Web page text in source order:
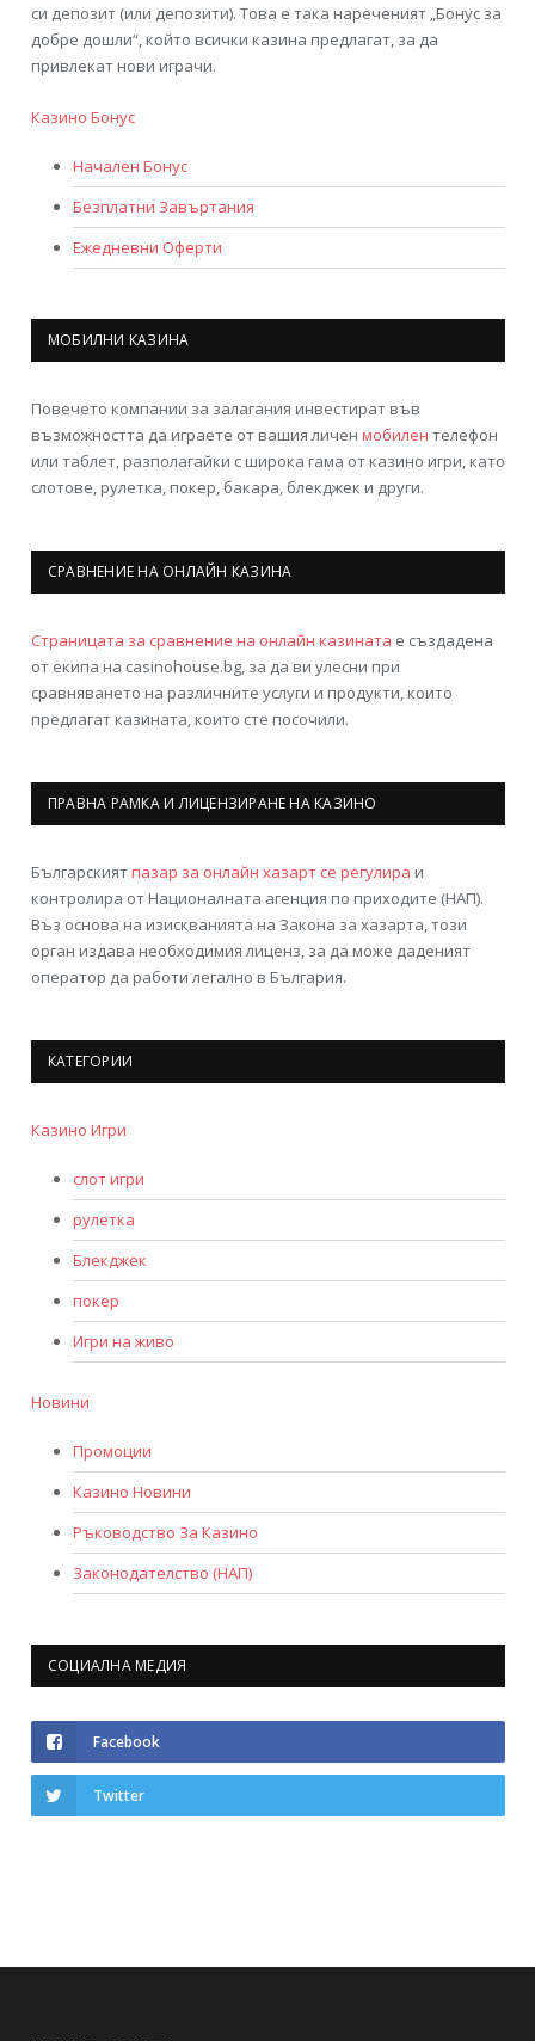
си депозит (или депозити). Това е така нареченият „Бонус за
добре дошли“, който всички казина предлагат, за да
привлекат нови играчи.
Казино Бонус
Начален Бонус
Безплатни Завъртания
Ежедневни Оферти
МОБИЛНИ КАЗИНА
Повечето компании за залагания инвестират във
възможността да играете от вашия личен мобилен телефон
или таблет, разполагайки с широка гама от казино игри, като
слотове, рулетка, покер, бакара, блекджек и други.
СРАВНЕНИЕ НА ОНЛАЙН КАЗИНА
Страницата за сравнение на онлайн казината е създадена
от екипа на casinohouse.bg, за да ви улесни при
сравняването на различните услуги и продукти, които
предлагат казината, които сте посочили.
ПРАВНА РАМКА И ЛИЦЕНЗИРАНЕ НА КАЗИНО
Българскиятпазар за онлайн хазарт се регулира и
контролира от Националната агенция по приходите (НАП).
Въз основа на изискванията на Закона за хазарта, този
орган издава необходимия лиценз, за да може даденият
оператор да работи легално в България.
КАТЕГОРИИ
Казино Игри
слот игри
рулетка
Блекджек
покер
Игри на живо
Новини
Промоции
Казино Новини
Ръководство За Казино
Законодателство (НАП)
СОЦИАЛНА МЕДИЯ
Facebook
Twitter